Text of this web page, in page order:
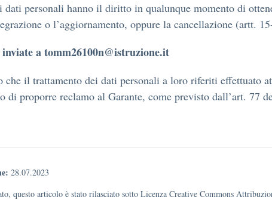
personali hanno il diritto in qualunque momento di
o l’aggiornamento, oppure la cancellazione (artt.
inviate a tomm26100n@istruzione.it
che il trattamento dei dati personali a loro riferiti effettuato
di proporre reclamo al Garante, come previsto dall’art. 77
28.07.2023
questo articolo è stato rilasciato sotto Licenza Creative Commons